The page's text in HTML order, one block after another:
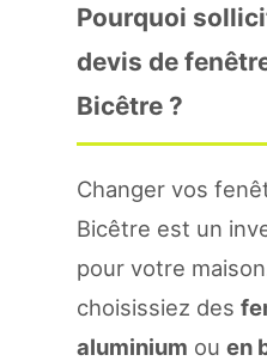
Pourquoi
devis de
Bicêtre ?
Changer vos
Bicêtre est un
pour votre
choisissiez des
aluminium ou en